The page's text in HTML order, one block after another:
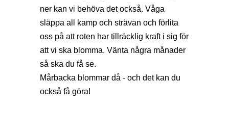
ner kan vi behöva det också. Våga
släppa all kamp och strävan och förlita
oss på att roten har tillräcklig kraft i sig för
att vi ska blomma. Vänta några månader
så ska du få se.
Mårbacka blommar då - och det kan du
också få göra!